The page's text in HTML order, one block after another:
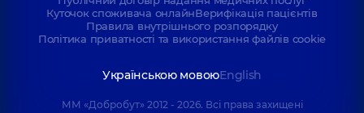
Куточок споживача онлайнВерифікація пацієнтів
Правила внутрішнього розпорядку
Політика приватності та використання файлів cookie
Українською мовоюEnglish
ММ «Добробут» 2012 - 2026. Всі права захищені